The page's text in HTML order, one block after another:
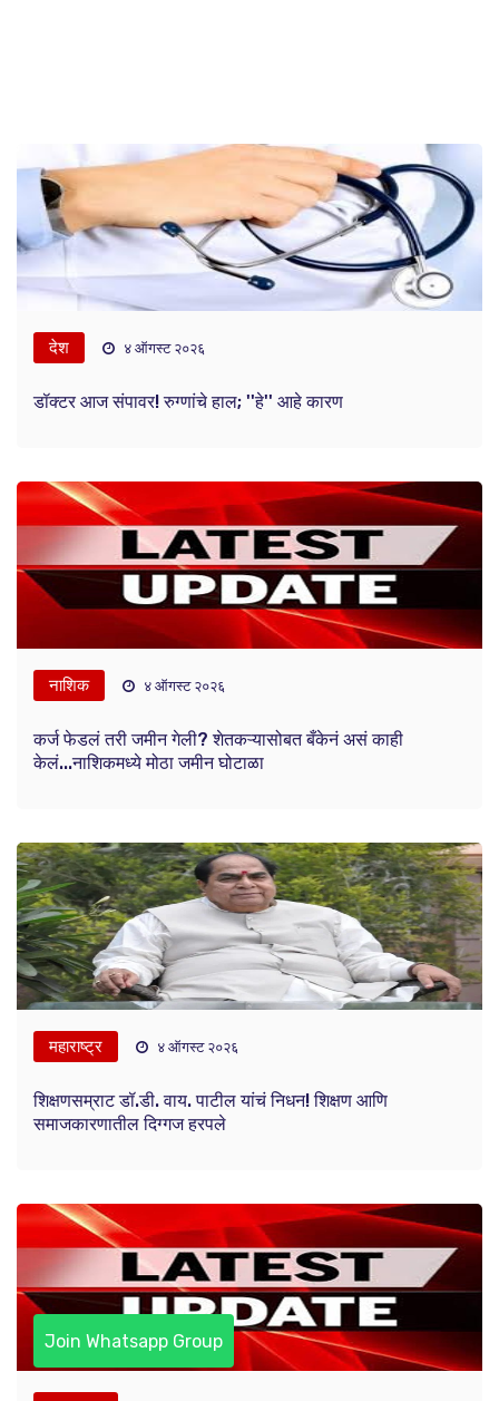
देश ४ ऑगस्ट २०२६
डॉक्टर आज संपावर! रुग्णांचे हाल; ''हे'' आहे कारण
नाशिक ४ ऑगस्ट २०२६
कर्ज फेडलं तरी जमीन गेली? शेतकऱ्यासोबत बँकेनं असं काही
केलं...नाशिकमध्ये मोठा जमीन घोटाळा
महाराष्ट्र ४ ऑगस्ट २०२६
शिक्षणसम्राट डॉ.डी. वाय. पाटील यांचं निधन! शिक्षण आणि
समाजकारणातील दिग्गज हरपले
Join Whatsapp Group